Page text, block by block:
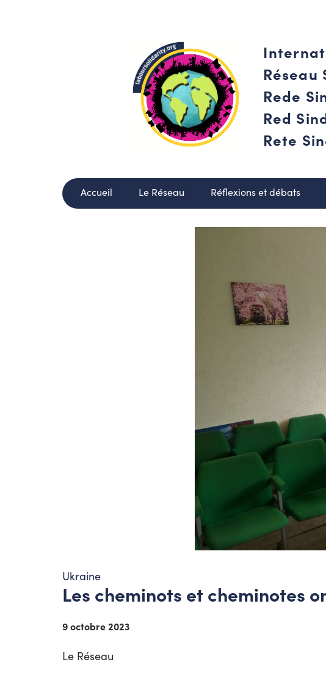
Rede
Red
Rete
Accueil Le Réseau Réflexions et débats
Ukraine
Les cheminots et cheminotes
9 octobre 2023
Le Réseau